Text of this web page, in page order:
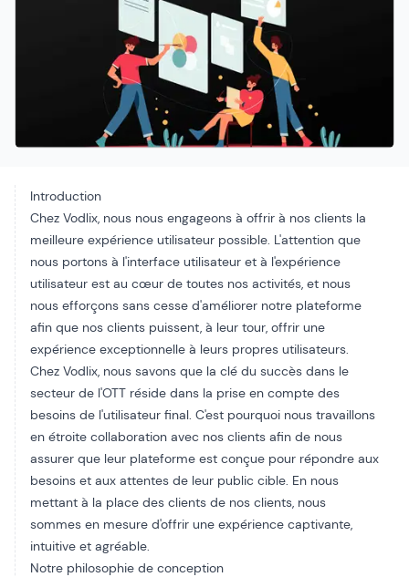
Introduction
Chez Vodlix, nous nous engageons à offrir à nos clients la
meilleure expérience utilisateur possible. L'attention que
nous portons à l'interface utilisateur et à l'expérience
utilisateur est au cœur de toutes nos activités, et nous
nous efforçons sans cesse d'améliorer notre plateforme
afin que nos clients puissent, à leur tour, offrir une
expérience exceptionnelle à leurs propres utilisateurs.
Chez Vodlix, nous savons que la clé du succès dans le
secteur de l'OTT réside dans la prise en compte des
besoins de l'utilisateur final. C'est pourquoi nous travaillons
en étroite collaboration avec nos clients afin de nous
assurer que leur plateforme est conçue pour répondre aux
besoins et aux attentes de leur public cible. En nous
mettant à la place des clients de nos clients, nous
sommes en mesure d'offrir une expérience captivante,
intuitive et agréable.
Notre philosophie de conception